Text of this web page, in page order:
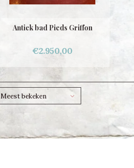
Antiek bad Pieds Griffon
€2.950,00
Meest bekeken